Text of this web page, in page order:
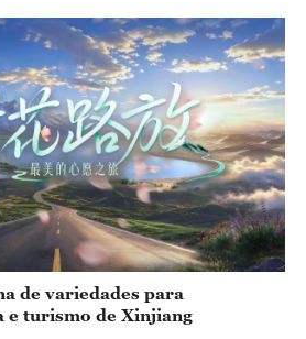
de variedades para
turismo de Xinjiang